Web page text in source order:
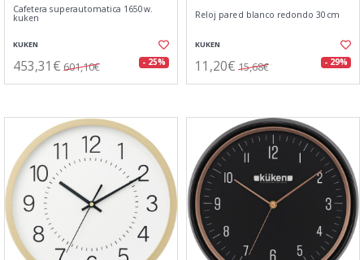
Cafetera superautomatica 1650w.
kuken
KUKEN
453,31€ 601,10€ - 25%
Reloj pared blanco redondo 30cm
KUKEN
11,20€ 15,68€ - 29%